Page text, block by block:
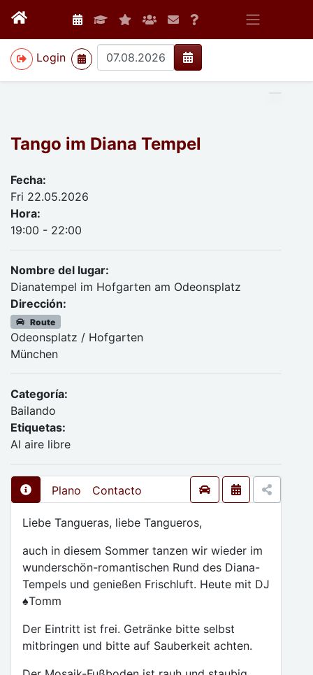
Login
>
Tango im Diana Tempel
Fecha:
Fri 22.05.2026
Hora:
19:00 - 22:00
Nombre del lugar:
Dianatempel im Hofgarten am Odeonsplatz
Dirección:
Route
Odeonsplatz / Hofgarten
München
Categoría:
Bailando
Etiquetas:
Al aire libre
Plano Contacto
Liebe Tangueras, liebe Tangueros,
auch in diesem Sommer tanzen wir wieder im
wunderschön-romantischen Rund des Diana-
Tempels und genießen Frischluft. Heute mit DJ
♠️Tomm
Der Eintritt ist frei. Getränke bitte selbst
mitbringen und bitte auf Sauberkeit achten.